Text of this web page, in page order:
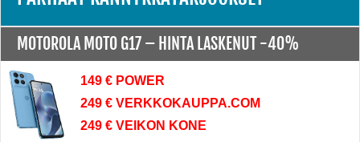
MOTOROLA MOTO G17 – HINTA LASKENUT -40%
149 € POWER
249 € VERKKOKAUPPA.COM
249 € VEIKON KONE